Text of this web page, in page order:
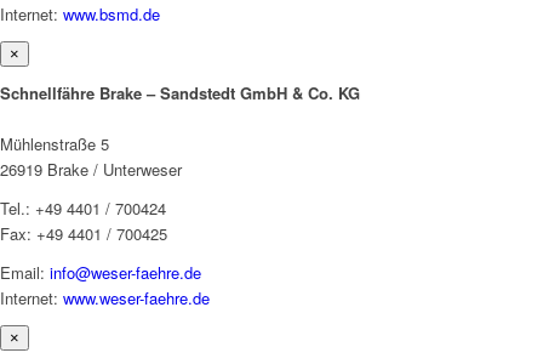
Internet: www.bsmd.de
×
Schnellfähre Brake – Sandstedt GmbH & Co. KG
Mühlenstraße 5
26919 Brake / Unterweser
Tel.: +49 4401 / 700424
Fax: +49 4401 / 700425
Email: info@weser-faehre.de
Internet: www.weser-faehre.de
×